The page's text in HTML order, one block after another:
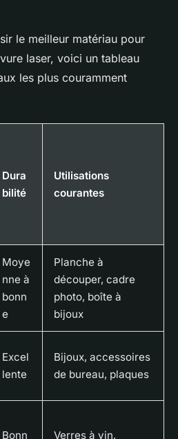
le meilleur matériau pour
laser, voici un tableau
les plus couramment
Dura
bilité
Utilisations
courantes
Moye
nne à
bonn
e
Planche à
découper, cadre
photo, boîte à
bijoux
Excel
lente
Bijoux, accessoires
de bureau, plaques
Bonn Verres à vin,